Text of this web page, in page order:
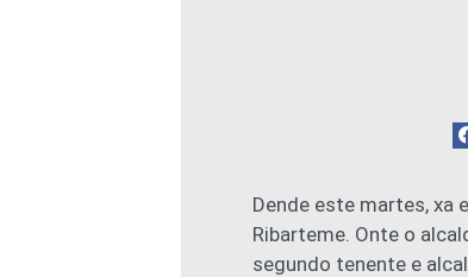
Dende este martes, xa
Ribarteme. Onte o
segundo tenente e